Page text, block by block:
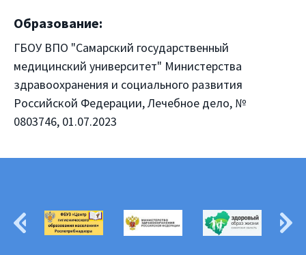
Образование:
ГБОУ ВПО "Самарский государственный
медицинский университет" Министерства
здравоохранения и социального развития
Российской Федерации, Лечебное дело, №
0803746, 01.07.2023